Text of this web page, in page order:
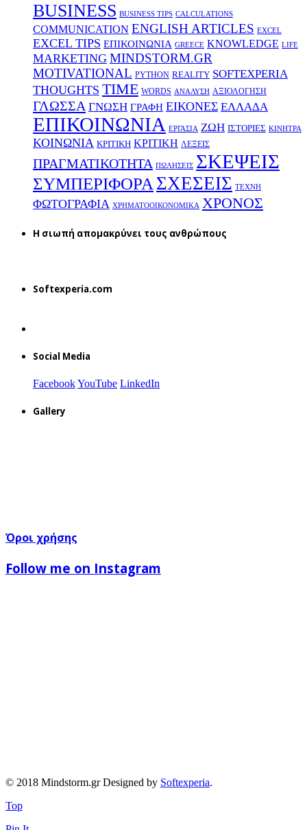
BUSINESS BUSINESS TIPS CALCULATIONS
COMMUNICATION ENGLISH ARTICLES EXCEL
EXCEL TIPS EΠΙΚΟΙΝΩΝΙΑ GREECE KNOWLEDGE LIFE
MARKETING MINDSTORM.GR
MOTIVATIONAL PYTHON REALITY SOFTEXPERIA
THOUGHTS TIME WORDS ΑΝΑΛΥΣΗ ΑΞΙΟΛΟΓΗΣΗ
ΓΛΩΣΣΑ ΓΝΩΣΗ ΓΡΑΦΗ ΕΙΚΟΝΕΣ ΕΛΛΑΔΑ
ΕΠΙΚΟΙΝΩΝΙΑ ΕΡΓΑΣΙΑ ΖΩΗ ΙΣΤΟΡΙΕΣ ΚΙΝΗΤΡΑ
ΚΟΙΝΩΝΙΑ ΚΡΙΤΙΚΗ ΚΡΙΤΙΚΗ ΛΕΞΕΙΣ
ΠΡΑΓΜΑΤΙΚΟΤΗΤΑ ΠΩΛΗΣΕΙΣ ΣΚΕΨΕΙΣ
ΣΥΜΠΕΡΙΦΟΡΑΣΧΕΣΕΙΣ ΤΕΧΝΗ
ΦΩΤΟΓΡΑΦΙΑ ΧΡΗΜΑΤΟΟΙΚΟΝΟΜΙΚΑ ΧΡΟΝΟΣ
H σιωπή απομακρύνει τους ανθρώπους
Softexperia.com
Social Media
FacebookYouTube LinkedIn
Gallery
Όροι χρήσης
Follow me on Instagram
© 2018 Mindstorm.gr Designed by Softexperia.
Top